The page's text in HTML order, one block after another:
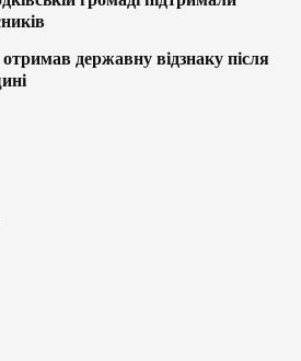
державну відзнаку після